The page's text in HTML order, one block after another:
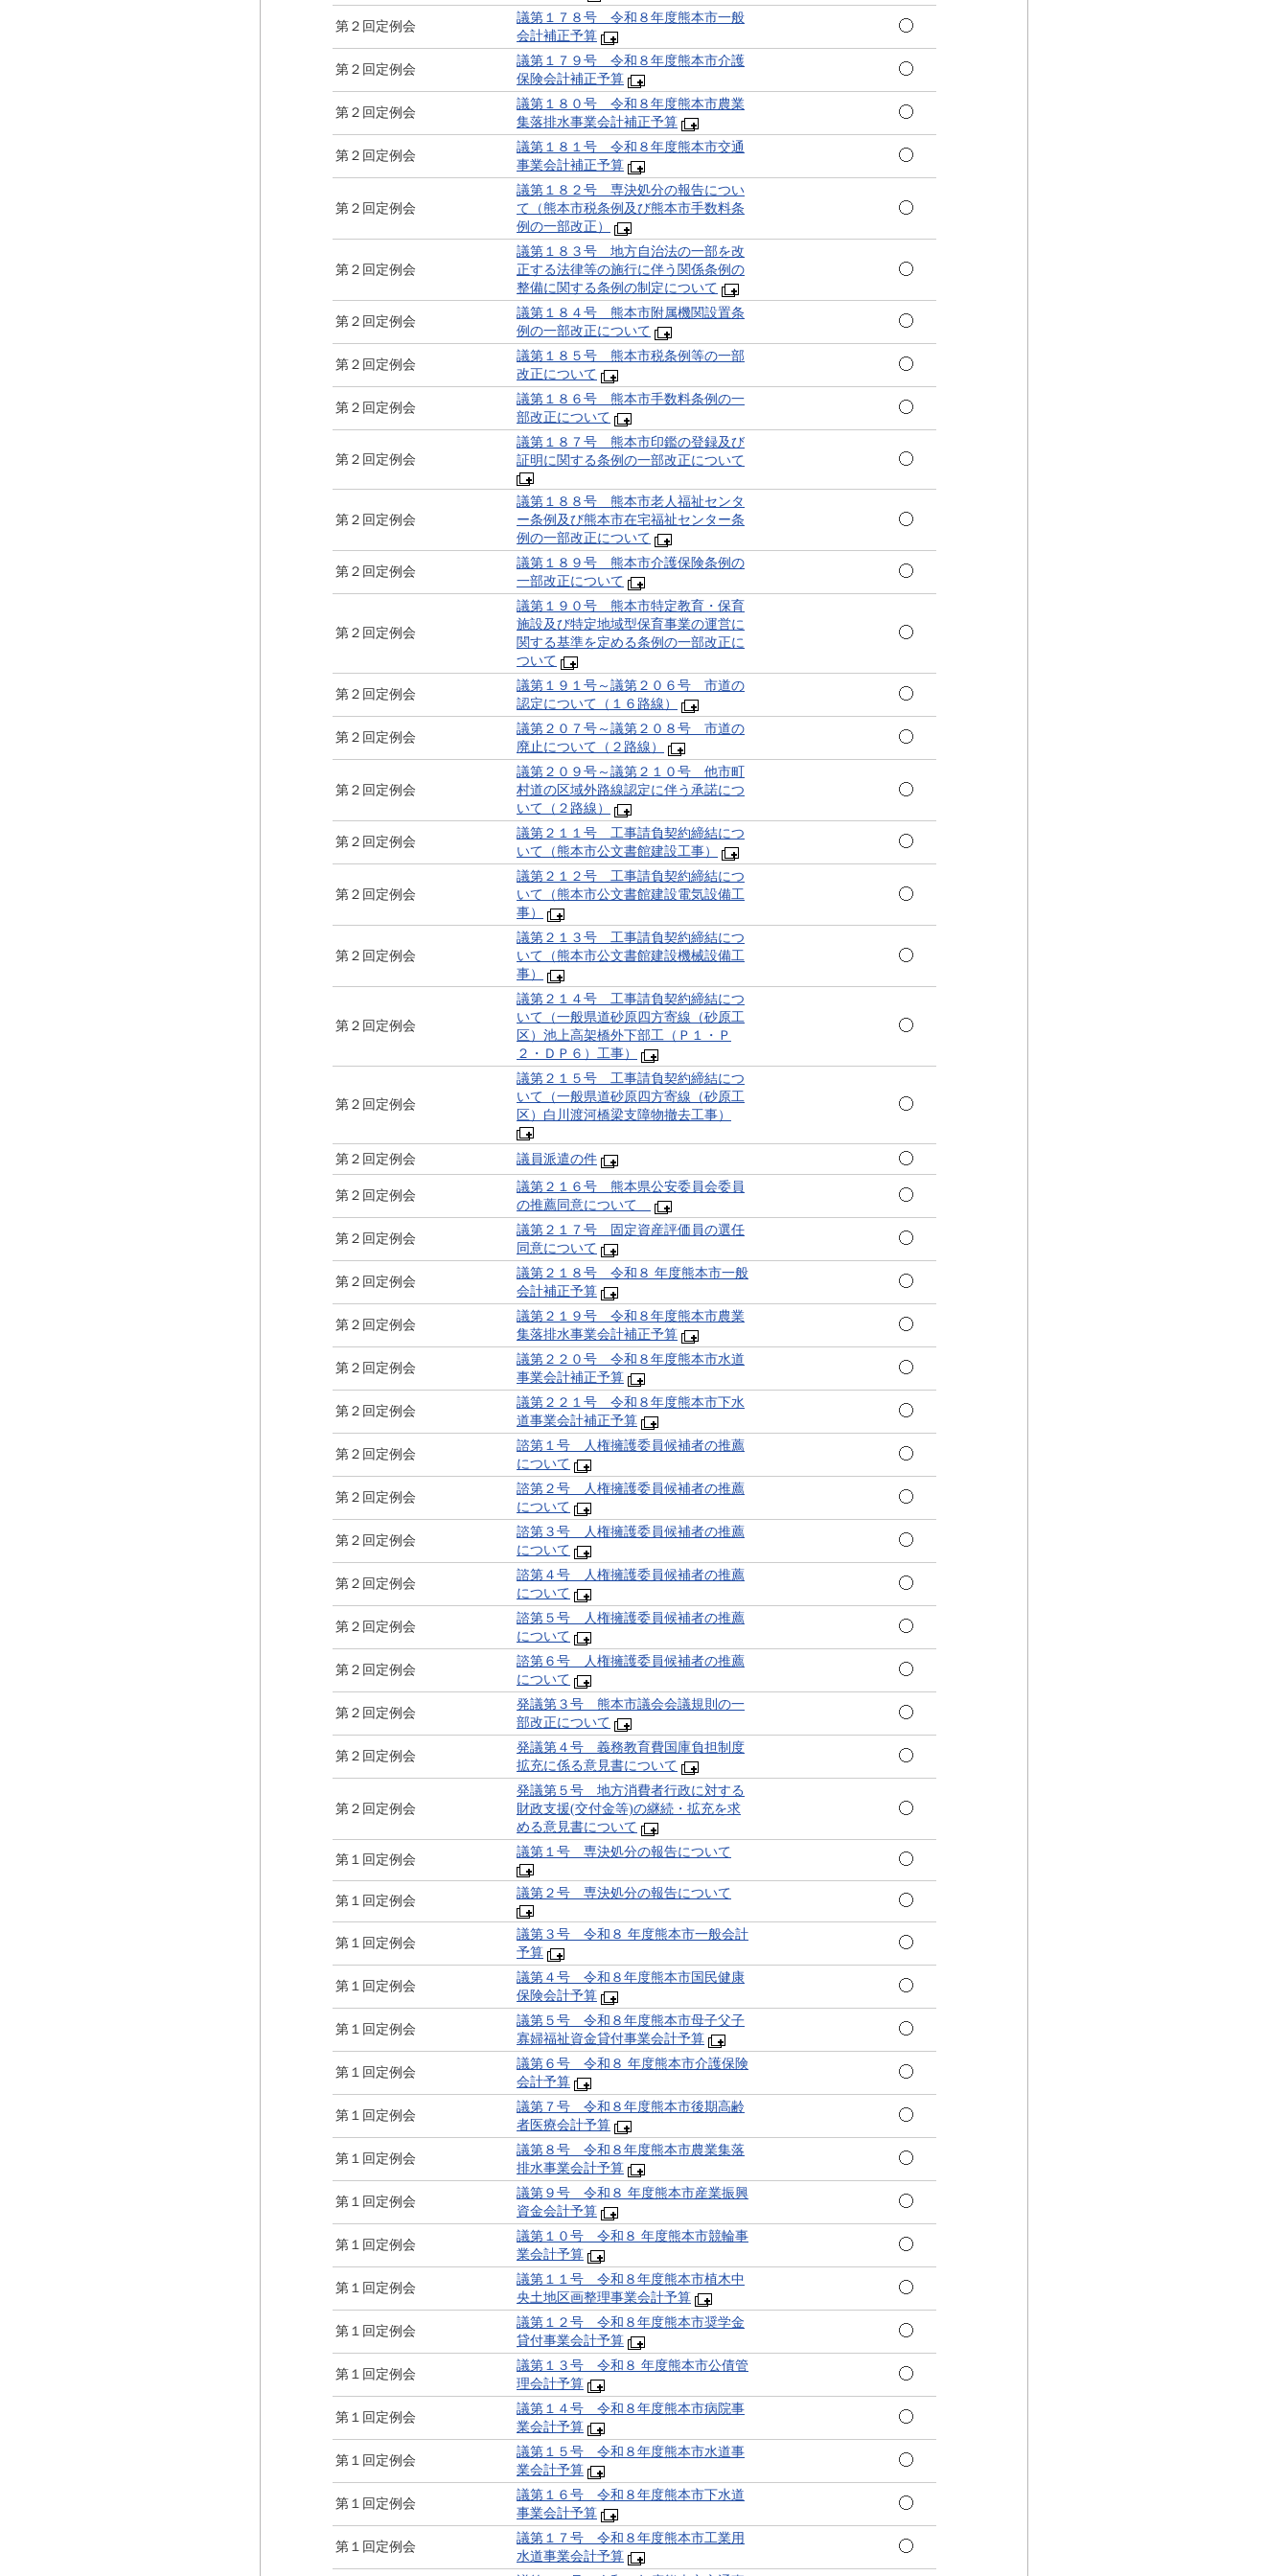
第２回定例会
議第１７８号 令和８年度熊本市一般
会計補正予算
第２回定例会
議第１７９号 令和８年度熊本市介護
保険会計補正予算
第２回定例会
議第１８０号 令和８年度熊本市農業
集落排水事業会計補正予算
第２回定例会
議第１８１号 令和８年度熊本市交通
事業会計補正予算
第２回定例会
議第１８２号 専決処分の報告につい
て（熊本市税条例及び熊本市手数料条
例の一部改正）
第２回定例会
議第１８３号 地方自治法の一部を改
正する法律等の施行に伴う関係条例の
整備に関する条例の制定について
第２回定例会
議第１８４号 熊本市附属機関設置条
例の一部改正について
第２回定例会
議第１８５号 熊本市税条例等の一部
改正について
第２回定例会
議第１８６号 熊本市手数料条例の一
部改正について
第２回定例会
議第１８７号 熊本市印鑑の登録及び
証明に関する条例の一部改正について
第２回定例会
議第１８８号 熊本市老人福祉センタ
ー条例及び熊本市在宅福祉センター条
例の一部改正について
第２回定例会
議第１８９号 熊本市介護保険条例の
一部改正について
第２回定例会
議第１９０号 熊本市特定教育・保育
施設及び特定地域型保育事業の運営に
関する基準を定める条例の一部改正に
ついて
第２回定例会
議第１９１号～議第２０６号 市道の
認定について（１６路線）
第２回定例会
議第２０７号～議第２０８号 市道の
廃止について（２路線）
第２回定例会
議第２０９号～議第２１０号 他市町
村道の区域外路線認定に伴う承諾につ
いて（２路線）
第２回定例会
議第２１１号 工事請負契約締結につ
いて（熊本市公文書館建設工事）
第２回定例会
議第２１２号 工事請負契約締結につ
いて（熊本市公文書館建設電気設備工
事）
第２回定例会
議第２１３号 工事請負契約締結につ
いて（熊本市公文書館建設機械設備工
事）
第２回定例会
議第２１４号 工事請負契約締結につ
いて（一般県道砂原四方寄線（砂原工
区）池上高架橋外下部工（Ｐ１・Ｐ
２・ＤＰ６）工事）
第２回定例会
議第２１５号 工事請負契約締結につ
いて（一般県道砂原四方寄線（砂原工
区）白川渡河橋梁支障物撤去工事）
第２回定例会 議員派遣の件
第２回定例会
議第２１６号 熊本県公安委員会委員
の推薦同意について
第２回定例会
議第２１７号 固定資産評価員の選任
同意について
第２回定例会
議第２１８号 令和８ 年度熊本市一般
会計補正予算
第２回定例会
議第２１９号 令和８年度熊本市農業
集落排水事業会計補正予算
第２回定例会
議第２２０号 令和８年度熊本市水道
事業会計補正予算
第２回定例会
議第２２１号 令和８年度熊本市下水
道事業会計補正予算
第２回定例会
諮第１号 人権擁護委員候補者の推薦
について
第２回定例会
諮第２号 人権擁護委員候補者の推薦
について
第２回定例会
諮第３号 人権擁護委員候補者の推薦
について
第２回定例会
諮第４号 人権擁護委員候補者の推薦
について
第２回定例会
諮第５号 人権擁護委員候補者の推薦
について
第２回定例会
諮第６号 人権擁護委員候補者の推薦
について
第２回定例会
発議第３号 熊本市議会会議規則の一
部改正について
第２回定例会
発議第４号 義務教育費国庫負担制度
拡充に係る意見書について
第２回定例会
発議第５号 地方消費者行政に対する
財政支援(交付金等)の継続・拡充を求
める意見書について
第１回定例会
議第１号 専決処分の報告について
第１回定例会
議第２号 専決処分の報告について
第１回定例会
議第３号 令和８ 年度熊本市一般会計
予算
第１回定例会
議第４号 令和８年度熊本市国民健康
保険会計予算
第１回定例会
議第５号 令和８年度熊本市母子父子
寡婦福祉資金貸付事業会計予算
第１回定例会
議第６号 令和８ 年度熊本市介護保険
会計予算
第１回定例会
議第７号 令和８年度熊本市後期高齢
者医療会計予算
第１回定例会
議第８号 令和８年度熊本市農業集落
排水事業会計予算
第１回定例会
議第９号 令和８ 年度熊本市産業振興
資金会計予算
第１回定例会
議第１０号 令和８ 年度熊本市競輪事
業会計予算
第１回定例会
議第１１号 令和８年度熊本市植木中
央土地区画整理事業会計予算
第１回定例会
議第１２号 令和８年度熊本市奨学金
貸付事業会計予算
第１回定例会
議第１３号 令和８ 年度熊本市公債管
理会計予算
第１回定例会
議第１４号 令和８年度熊本市病院事
業会計予算
第１回定例会
議第１５号 令和８年度熊本市水道事
業会計予算
第１回定例会
議第１６号 令和８年度熊本市下水道
事業会計予算
第１回定例会
議第１７号 令和８年度熊本市工業用
水道事業会計予算